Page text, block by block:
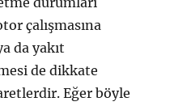
çalışmasına
da yakıt
de dikkate
Eğer böyle